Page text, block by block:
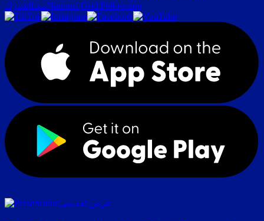
معنا اشترك National Grid Fellowship
عرض تقديمي